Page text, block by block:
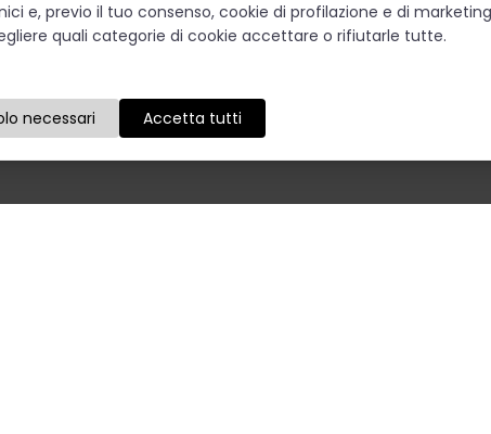
e, previo il tuo consenso, cookie di profilazione e di
quali categorie di cookie accettare o rifiutarle tutte.
necessari Accetta tutti